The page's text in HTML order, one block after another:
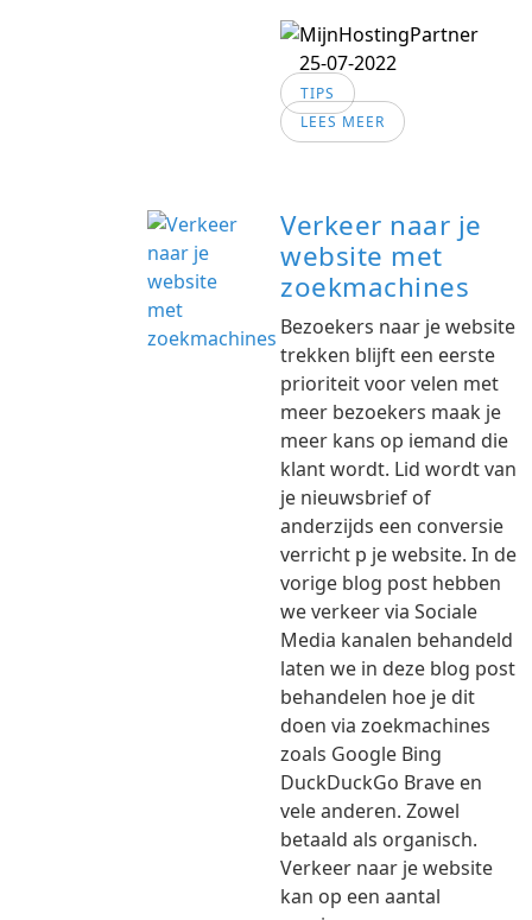
25-07-2022
TIPS
LEES MEER
Verkeer naar je
website met
zoekmachines
Bezoekers naar je website
trekken blijft een eerste
prioriteit voor velen met
meer bezoekers maak je
meer kans op iemand die
klant wordt. Lid wordt van
je nieuwsbrief of
anderzijds een conversie
verricht p je website. In de
vorige blog post hebben
we verkeer via Sociale
Media kanalen behandeld
laten we in deze blog post
behandelen hoe je dit
doen via zoekmachines
zoals Google Bing
DuckDuckGo Brave en
vele anderen. Zowel
betaald als organisch.
Verkeer naar je website
kan op een aantal